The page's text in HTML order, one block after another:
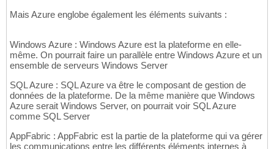
Mais Azure englobe également les éléments suivants :
Windows Azure : Windows Azure est la plateforme en elle-
même. On pourrait faire un parallèle entre Windows Azure et un
ensemble de serveurs Windows Server
SQL Azure : SQL Azure va être le composant de gestion de
données de la plateforme. De la même manière que Windows
Azure serait Windows Server, on pourrait voir SQL Azure
comme SQL Server
AppFabric : AppFabric est la partie de la plateforme qui va gérer
les communications entre les différents éléments internes à